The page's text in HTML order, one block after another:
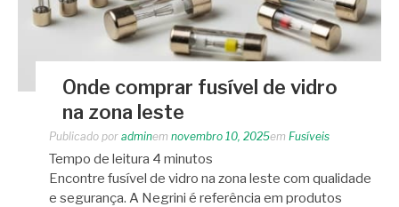
Onde comprar fusível de vidro
na zona leste
Publicado por adminem novembro 10, 2025em Fusíveis
Tempo de leitura 4 minutos
Encontre fusível de vidro na zona leste com qualidade
e segurança. A Negrini é referência em produtos